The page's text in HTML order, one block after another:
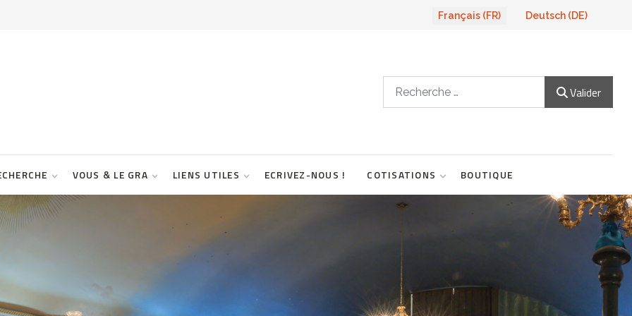
Sélectionnez votre langue
Français (FR) Deutsch (DE)
Valider
VOUS & LE GRA LIENS UTILES ECRIVEZ-NOUS ! COTISATIONS BOUTIQUE